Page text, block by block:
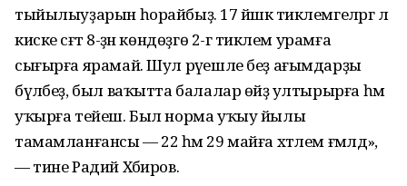
тыйылыуҙарын һорайбыҙ. 17 йәшкә тиклемгеләргә лә
киске сәғәт 8-ҙән көндөҙгө 2-гә тиклем урамға
сығырға ярамай. Шул рәүешле беҙ ағымдарҙы
бүләбеҙ, был ваҡытта балалар өйҙә ултырырға һәм
уҡырға тейеш. Был норма уҡыу йылы
тамамланғансы — 22 һәм 29 майға хәтлем ғәмәлдә»,
— тине Радий Хәбиров.